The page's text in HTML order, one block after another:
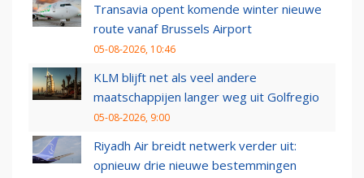
Transavia opent komende winter nieuwe
route vanaf Brussels Airport
05-08-2026, 10:46
KLM blijft net als veel andere
maatschappijen langer weg uit Golfregio
05-08-2026, 9:00
Riyadh Air breidt netwerk verder uit:
opnieuw drie nieuwe bestemmingen